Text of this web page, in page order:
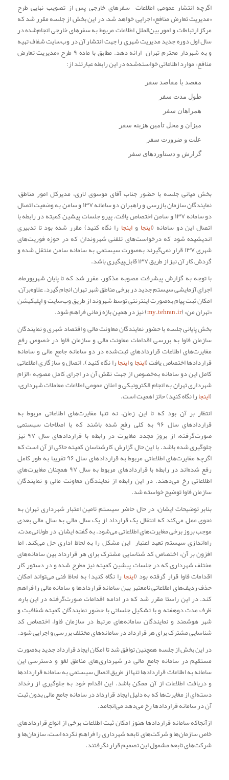
اگرچه انتشار عمومی اطلاعات سفرهای خارجی پس از تصویب نهایی طرح
«مدیریت تعارض منافع» اجرایی خواهد شد، در این بخش از جلسه مقرر شد که
مرکز ارتباطات و امور بین‌الملل اطلاعات مربوط به سفرهای خارجی انجام‌شده در
سال اول دوره جدید مدیریت شهری را جهت انتشار آن در وب‌سایت شفاف تهیه
و به شهردار محترم تهران ارائه دهد. مطابق با ماده ۹ طرح «مدیریت تعارض
منافع» موارد اطلاعاتی خواسته‌شده در این رابطه عبارتند از:
مقصد یا مقاصد سفر
طول مدت سفر
همراهان سفر
میزان و محل تامین هزینه سفر
علت و ضرورت سفر
گزارش و دستاوردهای سفر
بخش میانی جلسه با حضور جناب آقای موسوی لاری، مدیرکل امور مناطق،
نمایندگان سازمان بازرسی و راهبران دو سامانه ۱۳۷ و سامن به وضعیت اتصال
دو سامانه ۱۳۷ و سامن اختصاص یافت. پیرو جلسات پیشین کمیته در رابطه با
اتصال این دو سامانه (اینجا واینجا را نگاه کنید) مقرر شده بود تا تدبیری
اندیشیده شود که درخواست‌های تلفنی شهروندان که در حوزه فوریت‌های
شهری ۱۳۷ قرار نمی‌گیرند به‌صورت سیستمی به سامانه سامن منتقل شده و
گردش کار آن نیز از طریق ۱۳۷ قابل‌پیگیری باشد.
با توجه به گزارش پیشرفت مصوبه مذکور، مقرر شد که تا پایان شهریورماه،
اجرای آزمایشی سیستم جدید در برخی مناطق شهر تهران انجام گیرد. علاوه‌برآن،
امکان ثبت پیام به‌صورت اینترنتی توسط شهروند از طریق وب‌سایت و اپلیکیشن
«تهران من» (my.tehran.ir) نیز در همین بازه زمانی فراهم شود.
بخش پایانی جلسه با حضور نمایندگان معاونت مالی و اقتصاد شهری و نمایندگان
سازمان فاوا به بررسی اقدامات معاونت مالی و سازمان فاوا در خصوص رفع
مغایرت‌های اطلاعات قراردادهای ثبت‌شده در دو سامانه جامع مالی و سامانه
قراردادها اختصاص یافت (اینجاواینجارا نگاه کنید). اتصال و سازگاری اطلاعاتی
کامل این دو سامانه به‌خصوص از جهت نقش آن در اجرای کامل مصوبه «الزام
شهرداری تهران به انجام الکترونیکی و اعلان عمومی اطلاعات معاملات شهرداری»
(اینجارا نگاه کنید) حائز اهمیت است.
انتظار بر آن بود که تا این زمان، نه تنها مغایرت‌های اطلاعاتی مربوط به
قراردادهای سال ۹۶ به کلی رفع شده باشند که با اصلاحات سیستمی
صورت‌گرفته، از بروز مجدد مغایرت در رابطه با قراردادهای سال ۹۷ نیز
جلوگیری شده باشد. با این حال گزارش کارشناسان کمیته حاکی از آن است که
اگرچه مغایرت‌های اطلاعاتی مربوط به قراردادهای سال ۹۶ تقریبا به طور کامل
رفع شده‌اند در رابطه با قراردادهای مربوط به سال ۹۷ همچنان مغایرت‌های
اطلاعاتی رخ می‌دهند. در این رابطه از نمایندگان معاونت مالی و نمایندگان
سازمان فاوا توضیح خواسته شد.
بنابر توضیحات ایشان، در حال حاضر سیستم تامین اعتبار شهرداری تهران به
نحوی عمل می‌کند که انتقال یک قرارداد از یک سال مالی به سال مالی بعدی
موجب بروز برخی مغایرت‌های اطلاعاتی می‌شود. به گفته ایشان، در طولانی‌مدت،
راه‌اندازی سیستم تعهد اعتبار این مشکل را به لحاظ اداری حل می‌کند. اما
افزون بر آن، اختصاص کد شناسایی مشترک برای هر قرارداد بین سامانه‌های
مختلف شهرداری که در جلسات پیشین کمیته نیز مطرح شده و در دستور کار
اقدامات فاوا قرار گرفته بود (اینجا را نگاه کنید) به لحاظ فنی می‌تواند امکان
حذف ردیف‌های اطلاعاتی نامعتبر بین سامانه قراردادها و سامانه مالی را فراهم
کند. در این راستا مقرر شد که در ادامه اقدامات صورت‌گرفته در این باره،
ظرف مدت دوهفته و با تشکیل جلساتی با حضور نمایندگان کمیته شفافیت و
شهر هوشمند و نمایندگان سامانه‌های مرتبط در سازمان فاوا، اختصاص کد
شناسایی مشترک برای هر قرارداد در سامانه‌های مختلف بررسی و اجرایی شود.
در این بخش از جلسه همچنین توافق شد تا امکان ایجاد قرارداد جدید به‌صورت
مستقیم در سامانه جامع مالی در شهرداری‌های مناطق لغو و دسترسی این
سامانه به اطلاعات قراردادها تنها از طریق اتصال سیستمی به سامانه قراردادها
و دریافت اطلاعات از آن ممکن باشد. این اقدام خود به جلوگیری از رخداد
دسته‌ای از مغایرت‌ها که به دلیل ایجاد قرارداد در سامانه جامع مالی بدون ثبت
آن در سامانه قراردادها رخ می‌دهد می‌انجامد.
از‌آنجاکه سامانه قراردادها هنوز امکان ثبت اطلاعات برخی از انواع قراردادهای
خاص سازمان‌ها و شرکت‌های تابعه شهرداری را فراهم نکرده است، سازمان‌ها و
شرکت‌های تابعه مشمول این تصمیم قرار نگرفتند.